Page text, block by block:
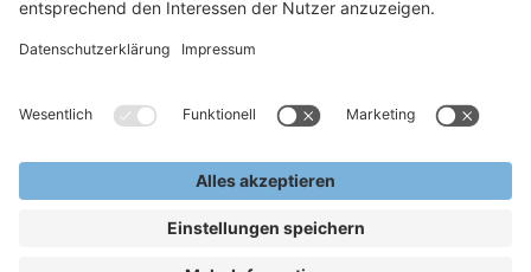
TOP ARBEITSSCHUTZ GMBH
24568 Kaltenkirchen
Fax +49 41 91/72 26 18-99
www.top-arbeitsschutz.de
Copyright © 2026, TOP Arbeitsschutz GmbH.